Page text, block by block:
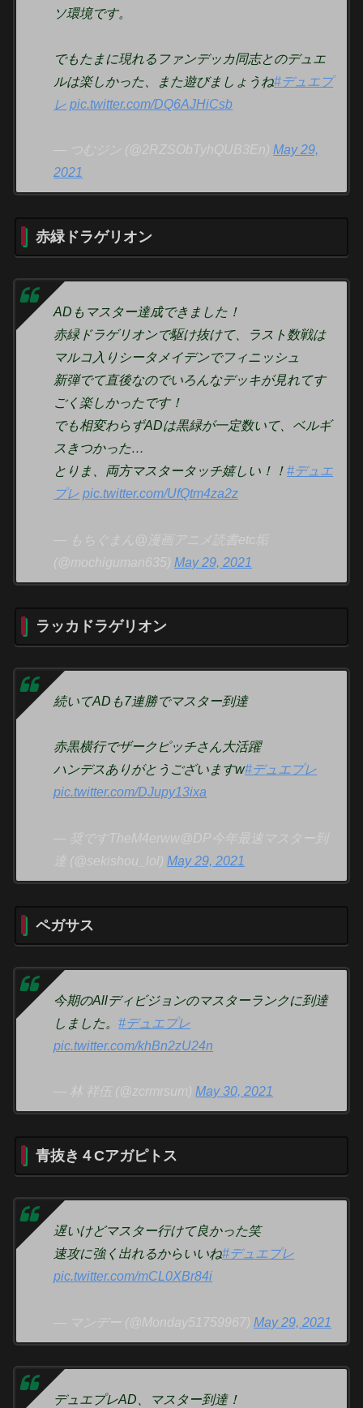
ソ環境です。
でもたまに現れるファンデッカ同志とのデュエ
ルは楽しかった、また遊びましょうね#デュエプ
レ pic.twitter.com/DQ6AJHiCsb
— つむジン (@2RZSObTyhQUB3En)May 29,
2021
赤緑ドラゲリオン
ADもマスター達成できました！
赤緑ドラゲリオンで駆け抜けて、ラスト数戦は
マルコ入りシータメイデンでフィニッシュ
新弾でて直後なのでいろんなデッキが見れてす
ごく楽しかったです！
でも相変わらずADは黒緑が一定数いて、ベルギ
スきつかった…
とりま、両方マスタータッチ嬉しい！！#デュエ
プレ pic.twitter.com/UfQtm4za2z
— もちぐまん@漫画アニメ読書etc垢
(@mochiguman635)May 29, 2021
ラッカドラゲリオン
続いてADも7連勝でマスター到達
赤黒横行でザークピッチさん大活躍
ハンデスありがとうございますw#デュエプレ
pic.twitter.com/DJupy13ixa
— 奨ですTheM4erww@DP今年最速マスター到
達 (@sekishou_lol)May 29, 2021
ペガサス
今期のAllディビジョンのマスターランクに到達
しました。#デュエプレ
pic.twitter.com/khBn2zU24n
— 林 祥伍 (@zcrmrsum)May 30, 2021
青抜き４Cアガピトス
遅いけどマスター行けて良かった笑
速攻に強く出れるからいいね#デュエプレ
pic.twitter.com/mCL0XBr84i
— マンデー (@Monday51759967)May 29, 2021
デュエプレAD、マスター到達！